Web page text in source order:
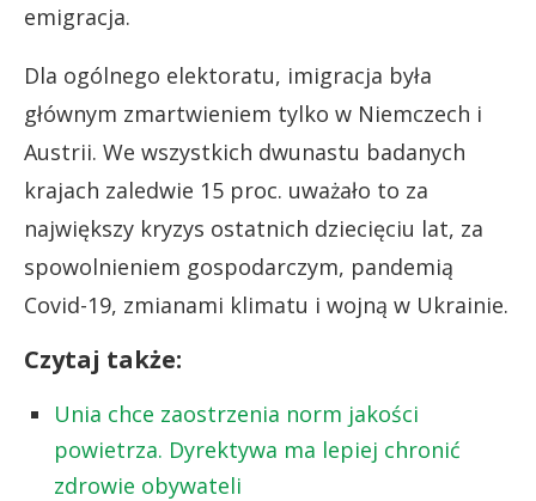
emigracja.
Dla ogólnego elektoratu, imigracja była
głównym zmartwieniem tylko w Niemczech i
Austrii. We wszystkich dwunastu badanych
krajach zaledwie 15 proc. uważało to za
największy kryzys ostatnich dziecięciu lat, za
spowolnieniem gospodarczym, pandemią
Covid-19, zmianami klimatu i wojną w Ukrainie.
Czytaj także:
Unia chce zaostrzenia norm jakości
powietrza. Dyrektywa ma lepiej chronić
zdrowie obywateli